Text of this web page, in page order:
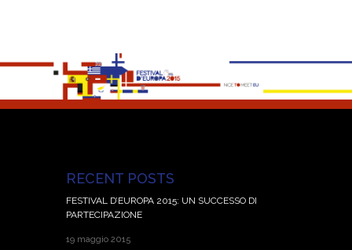
RECENT POSTS
FESTIVAL D’EUROPA 2015: UN SUCCESSO DI
PARTECIPAZIONE
19 maggio 2015